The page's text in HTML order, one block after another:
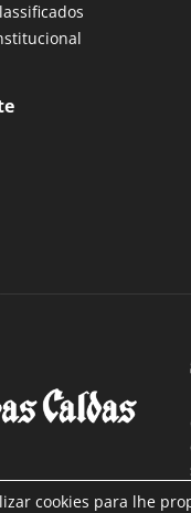
cookies para lhe